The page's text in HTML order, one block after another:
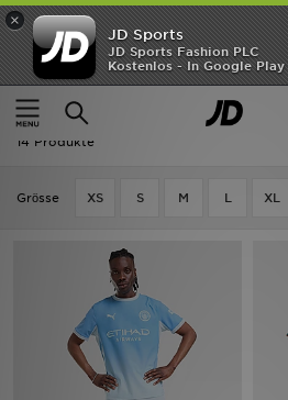
×
JD Sports
JD Sports Fashion PLC
Kostenlos - In Google Play
Startseite
Herren Herrenbekleidung
Herren - PUMA Replica
14 Produkte
Grӧsse XS S M L XL
Startseite
ANGEBOTE
Marken
Kinder
Bestsellers